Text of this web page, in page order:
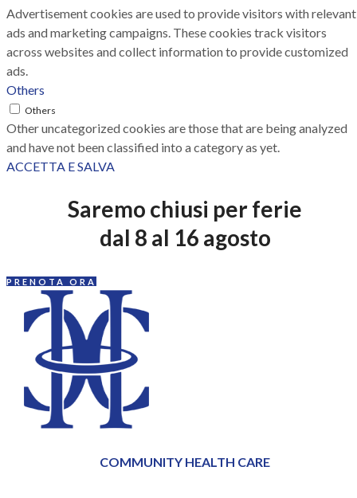
Advertisement cookies are used to provide visitors with relevant
ads and marketing campaigns. These cookies track visitors
across websites and collect information to provide customized
ads.
Others
Others
Other uncategorized cookies are those that are being analyzed
and have not been classified into a category as yet.
ACCETTA E SALVA
Saremo chiusi per ferie
dal 8 al 16 agosto
PRENOTA ORA
COMMUNITY HEALTH CARE